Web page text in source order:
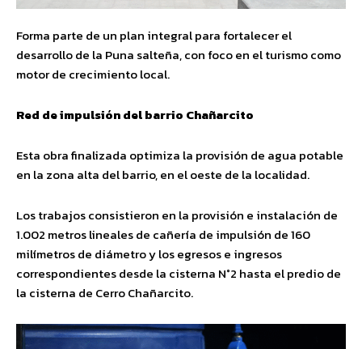
Forma parte de un plan integral para fortalecer el
desarrollo de la Puna salteña, con foco en el turismo como
motor de crecimiento local.
Red de impulsión del barrio Chañarcito
Esta obra finalizada optimiza la provisión de agua potable
en la zona alta del barrio, en el oeste de la localidad.
Los trabajos consistieron en la provisión e instalación de
1.002 metros lineales de cañería de impulsión de 160
milímetros de diámetro y los egresos e ingresos
correspondientes desde la cisterna N°2 hasta el predio de
la cisterna de Cerro Chañarcito.